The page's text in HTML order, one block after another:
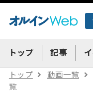
トップ 記事
トップ 動画一覧
覧